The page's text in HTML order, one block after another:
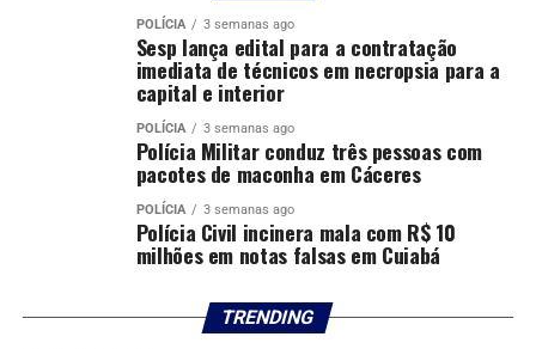
Comentários
RELATED TOPICS:
Lei municipal que bania monumentos a escravocratas no
Rio é revogada
Itamaraty: governo do Brasil deplora episódios de
prisões e perseguição a opositores de Maduro
POLÍCIA 3 semanas ago
Sesp lança edital para a contratação
imediata de técnicos em necropsia para a
capital e interior
POLÍCIA 3 semanas ago
Polícia Militar conduz três pessoas com
pacotes de maconha em Cáceres
POLÍCIA 3 semanas ago
Polícia Civil incinera mala com R$ 10
milhões em notas falsas em Cuiabá
TRENDING